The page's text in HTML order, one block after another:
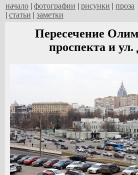
начало | фотографии | рисунки | проза
| статьи | заметки
Пересечение
проспекта и ул.